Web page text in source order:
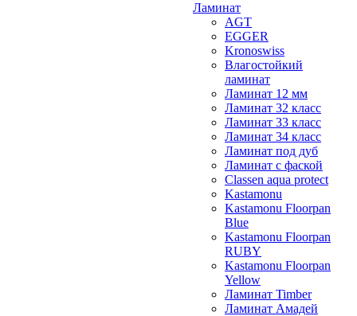
Ламинат
AGT
EGGER
Kronoswiss
Влагостойкий
ламинат
Ламинат 12 мм
Ламинат 32 класс
Ламинат 33 класс
Ламинат 34 класс
Ламинат под дуб
Ламинат с фаской
Classen aqua protect
Kastamonu
Kastamonu Floorpan
Blue
Kastamonu Floorpan
RUBY
Kastamonu Floorpan
Yellow
Ламинат Timber
Ламинат Амадей